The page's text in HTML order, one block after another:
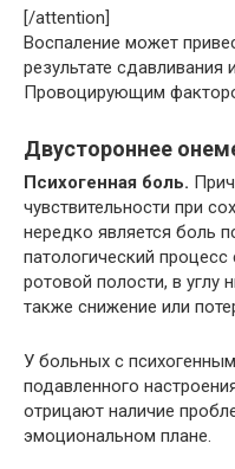
[/attention]
Воспаление может
результате сдавливания
Провоцирующим
Двустороннее
Психогенная боль.
чувствительности при
нередко является боль
патологический
ротовой полости, в углу
также снижение или
У больных с
подавленного
отрицают наличие
эмоциональном плане.